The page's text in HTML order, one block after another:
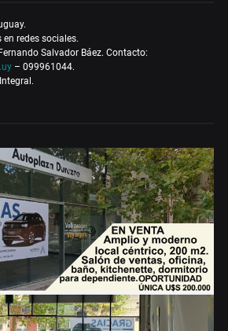
redes sociales.
Salvador Báez. Contacto:
– 099961044.